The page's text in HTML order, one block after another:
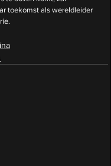
toekomst als wereldleider